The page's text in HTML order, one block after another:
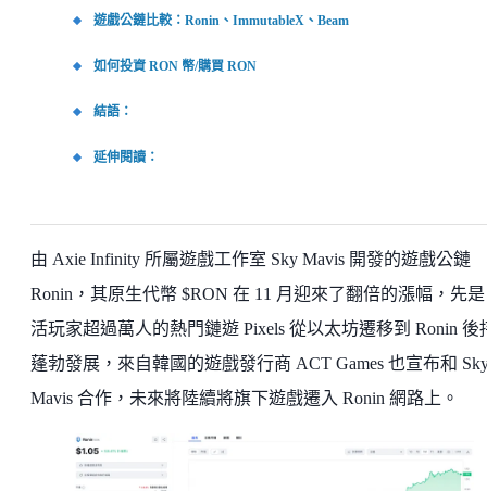
遊戲公鏈比較：Ronin、ImmutableX、Beam
如何投資 RON 幣/購買 RON
結語：
延伸閱讀：
由 Axie Infinity 所屬遊戲工作室 Sky Mavis 開發的遊戲公鏈
Ronin，其原生代幣 $RON 在 11 月迎來了翻倍的漲幅，先
活玩家超過萬人的熱門鏈遊 Pixels 從以太坊遷移到 Ronin 後
蓬勃發展，來自韓國的遊戲發行商 ACT Games 也宣布和
Mavis 合作，未來將陸續將旗下遊戲遷入 Ronin 網路上。